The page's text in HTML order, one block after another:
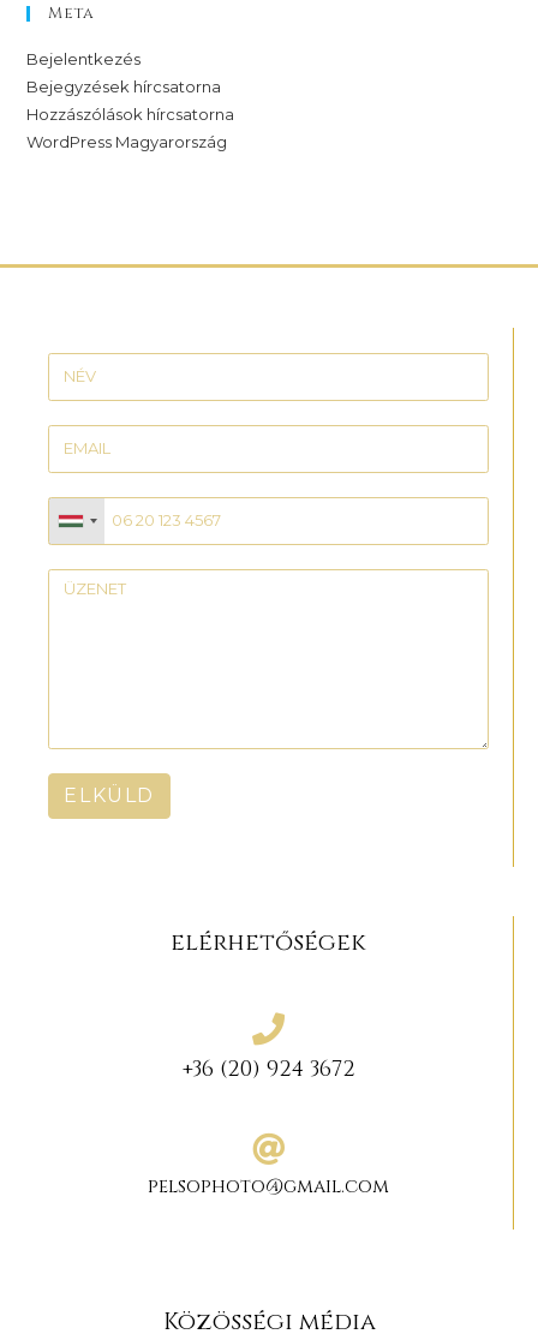
Meta
Bejelentkezés
Bejegyzések hírcsatorna
Hozzászólások hírcsatorna
WordPress Magyarország
ELKÜLD
elérhetőségek
+36 (20) 924 3672
pelsophoto@gmail.com
Közösségi média